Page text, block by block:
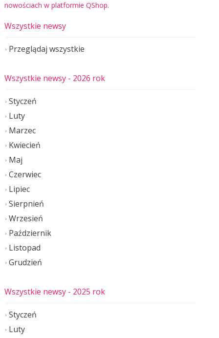
Wszystkie newsy
Przeglądaj wszystkie
Wszystkie newsy - 2026 rok
Styczeń
Luty
Marzec
Kwiecień
Maj
Czerwiec
Lipiec
Sierpnień
Wrzesień
Październik
Listopad
Grudzień
Wszystkie newsy - 2025 rok
Styczeń
Luty
nowościach w platformie QShop.